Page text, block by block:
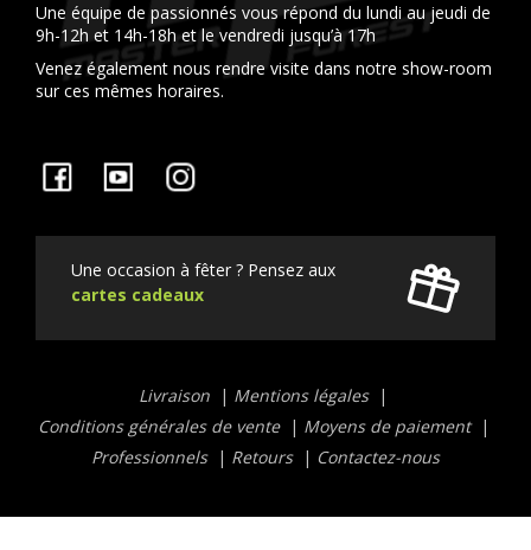
Une équipe de passionnés vous répond du lundi au jeudi de
9h-12h et 14h-18h et le vendredi jusqu’à 17h
Venez également nous rendre visite dans notre show-room
sur ces mêmes horaires.
Facebook YouTube
Une occasion à fêter ? Pensez aux
cartes cadeaux
utiles
Livraison
Mentions légales
Conditions générales de vente
Moyens de paiement
Professionnels
Retours Contactez-nous